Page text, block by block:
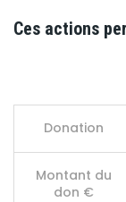
Ces actions
Donation
Montant du
don €